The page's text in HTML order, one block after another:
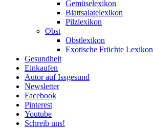
Gemüselexikon
Blattsalatelexikon
Pilzlexikon
Obst
Obstlexikon
Exotische Früchte Lexikon
Gesundheit
Einkaufen
Autor auf Issgesund
Newsletter
Facebook
Pinterest
Youtube
Schreib uns!